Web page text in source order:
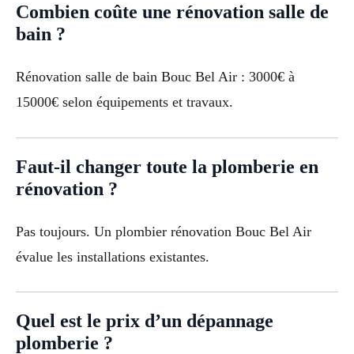
Combien coûte une rénovation salle de
bain ?
Rénovation salle de bain Bouc Bel Air : 3000€ à
15000€ selon équipements et travaux.
Faut-il changer toute la plomberie en
rénovation ?
Pas toujours. Un plombier rénovation Bouc Bel Air
évalue les installations existantes.
Quel est le prix d’un dépannage
plomberie ?